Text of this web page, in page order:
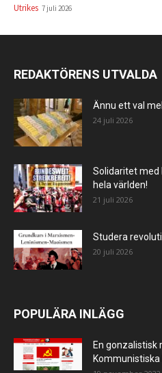
Utrikes 7 juli 2026
REDAKTÖRENS UTVALDA
Ännu ett val
24 juli 2026
Solidaritet med
hela världen!
21 juli 2026
Studera
20 juli 2026
POPULÄRA INLÄGG
En gonzalistisk
Kommunistiska